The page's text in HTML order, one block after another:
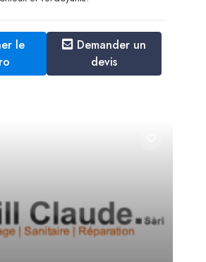
le
Demander un
devis